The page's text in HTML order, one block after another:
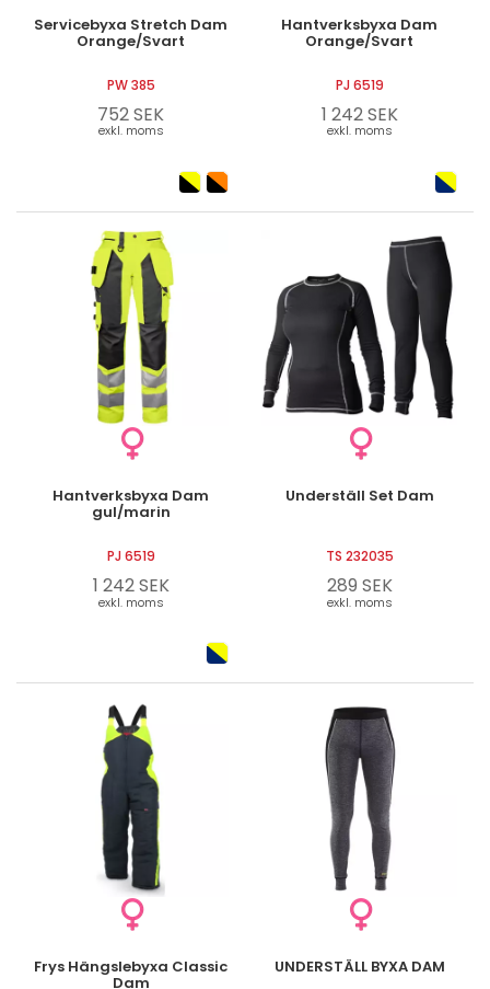
Servicebyxa Stretch Dam
Orange/Svart
PW 385
752 SEK
exkl. moms
Hantverksbyxa Dam
Orange/Svart
PJ 6519
1 242 SEK
exkl. moms
Hantverksbyxa Dam
gul/marin
PJ 6519
1 242 SEK
exkl. moms
Underställ Set Dam
TS 232035
289 SEK
exkl. moms
Frys Hängslebyxa Classic
Dam
UNDERSTÄLL BYXA DAM